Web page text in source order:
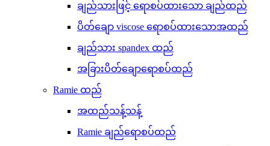
ချည်သားဖြင့် ရောစပ်ထားသော ချည်ထည်
ပိတ်ချော viscose ရောစပ်ထားသောအထည်
ချည်သား spandex ထည်
အခြားပိတ်ချောရောစပ်ထည်
Ramie ထည်
အထည်သန့်သန့်
Ramie ချည်ရောစပ်ထည်